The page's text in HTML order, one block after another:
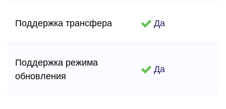
Поддержка трансфера Да
Поддержка режима
обновления
Да